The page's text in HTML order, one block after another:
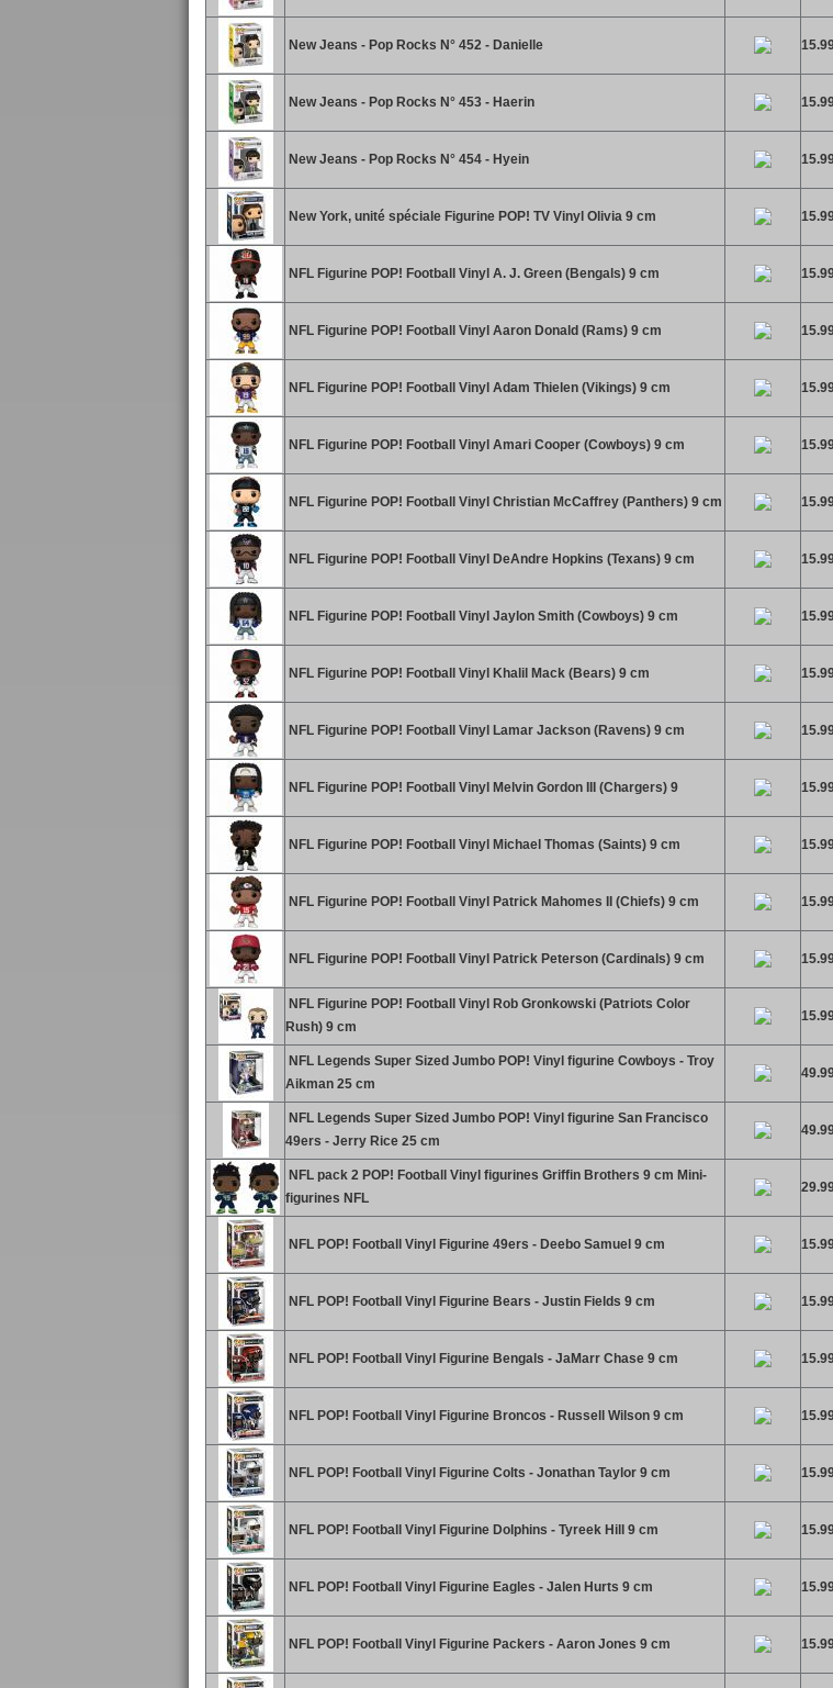
New Jeans - Pop Rocks N° 452 - Danielle
New Jeans - Pop Rocks N° 453 - Haerin
New Jeans - Pop Rocks N° 454 - Hyein
New York, unité spéciale Figurine POP! TV Vinyl Olivia 9 cm
NFL Figurine POP! Football Vinyl A. J. Green (Bengals) 9 cm
NFL Figurine POP! Football Vinyl Aaron Donald (Rams) 9 cm
NFL Figurine POP! Football Vinyl Adam Thielen (Vikings) 9 cm
NFL Figurine POP! Football Vinyl Amari Cooper (Cowboys) 9 cm
NFL Figurine POP! Football Vinyl Christian McCaffrey (Panthers) 9 cm
NFL Figurine POP! Football Vinyl DeAndre Hopkins (Texans) 9 cm
NFL Figurine POP! Football Vinyl Jaylon Smith (Cowboys) 9 cm
NFL Figurine POP! Football Vinyl Khalil Mack (Bears) 9 cm
NFL Figurine POP! Football Vinyl Lamar Jackson (Ravens) 9 cm
NFL Figurine POP! Football Vinyl Melvin Gordon III (Chargers) 9
NFL Figurine POP! Football Vinyl Michael Thomas (Saints) 9 cm
NFL Figurine POP! Football Vinyl Patrick Mahomes II (Chiefs) 9 cm
NFL Figurine POP! Football Vinyl Patrick Peterson (Cardinals) 9 cm
NFL Figurine POP! Football Vinyl Rob Gronkowski (Patriots Color
Rush) 9 cm
NFL Legends Super Sized Jumbo POP! Vinyl figurine Cowboys - Troy
Aikman 25 cm
NFL Legends Super Sized Jumbo POP! Vinyl figurine San Francisco
49ers - Jerry Rice 25 cm
NFL pack 2 POP! Football Vinyl figurines Griffin Brothers 9 cm Mini-
figurines NFL
NFL POP! Football Vinyl Figurine 49ers - Deebo Samuel 9 cm
NFL POP! Football Vinyl Figurine Bears - Justin Fields 9 cm
NFL POP! Football Vinyl Figurine Bengals - JaMarr Chase 9 cm
NFL POP! Football Vinyl Figurine Broncos - Russell Wilson 9 cm
NFL POP! Football Vinyl Figurine Colts - Jonathan Taylor 9 cm
NFL POP! Football Vinyl Figurine Dolphins - Tyreek Hill 9 cm
NFL POP! Football Vinyl Figurine Eagles - Jalen Hurts 9 cm
NFL POP! Football Vinyl Figurine Packers - Aaron Jones 9 cm